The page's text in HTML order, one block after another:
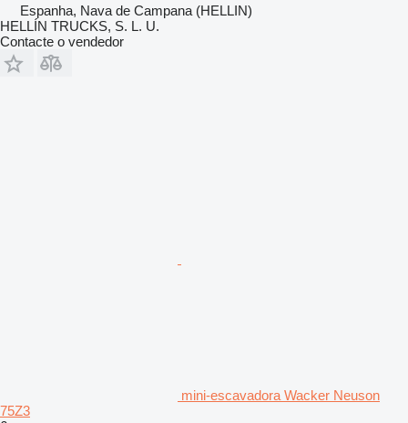
Espanha, Nava de Campana (HELLIN)
HELLÍN TRUCKS, S. L. U.
Contacte o vendedor
mini-escavadora Wacker Neuson
75Z3